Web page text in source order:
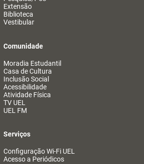
Extensão
Biblioteca
Vestibular
Comunidade
Moradia Estudantil
Casa de Cultura
Inclusão Social
Acessibilidade
Atividade Física
TV UEL
UEL FM
Serviços
Configuração Wi-Fi UEL
Acesso a Periódicos